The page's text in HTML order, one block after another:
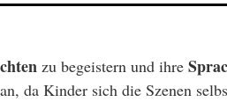
zu begeistern und ihre
an, da Kinder sich die Szenen